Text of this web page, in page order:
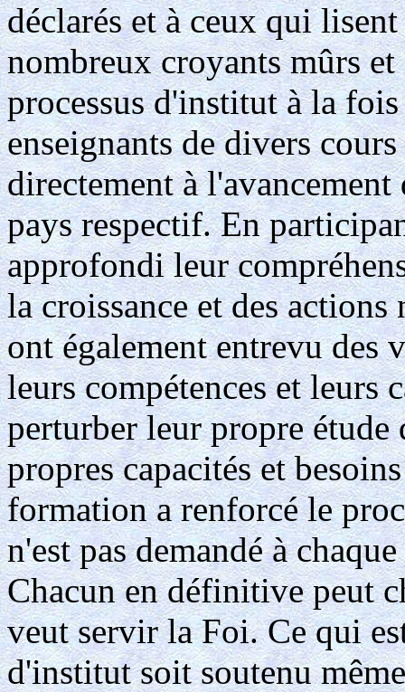
déclarés et à ceux qui
nombreux croyants mûrs
processus d'institut à la
enseignants de divers
directement à
pays respectif. En
approfondi leur
la croissance et des
ont également entrevu des
leurs compétences et leurs
perturber leur propre étude
propres capacités et
formation a renforcé le
n'est pas demandé à
Chacun en définitive peut
veut servir la Foi. Ce qui
d'institut soit soutenu